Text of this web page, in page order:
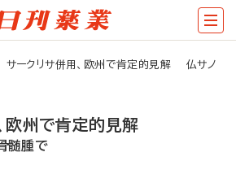
サークリサ併用、欧州で肯定的見解 仏サノ
欧州で肯定的見解
髄腫で